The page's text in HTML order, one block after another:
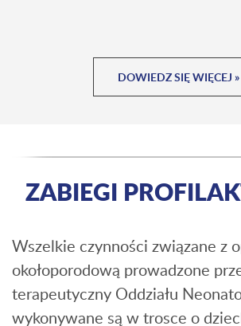
DOWIEDZ SIĘ WIĘCEJ »
ZABIEGI
Wszelkie czynności związane z
okołoporodową prowadzone
terapeutyczny Oddziału
wykonywane są w trosce o